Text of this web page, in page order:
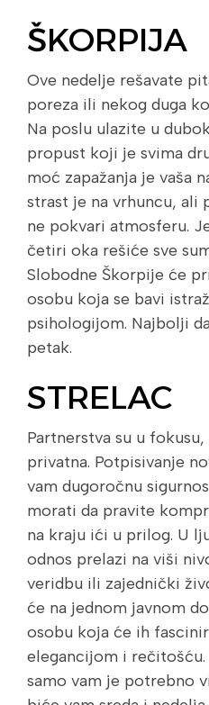
ŠKORPIJA
Ove nedelje rešavate
poreza ili nekog duga
Na poslu ulazite u
propust koji je svima
moć zapažanja je vaša
strast je na vrhuncu, ali
ne pokvari atmosferu.
četiri oka rešiće sve
Slobodne Škorpije će
osobu koja se bavi
psihologijom. Najbolji
petak.
STRELAC
Partnerstva su u
privatna. Potpisivanje
vam dugoročnu
morati da pravite
na kraju ići u prilog. U
odnos prelazi na viši
veridbu ili zajednički
će na jednom javnom
osobu koja će ih
elegancijom i
samo vam je potrebno